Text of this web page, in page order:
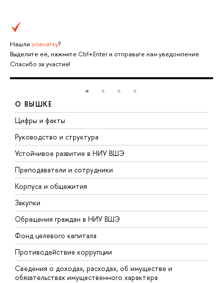
Нашли опечатку?
Выделите её, нажмите Ctrl+Enter и отправьте нам уведомление.
Спасибо за участие!
О ВЫШКЕ
Цифры и факты
Руководство и структура
Устойчивое развитие в НИУ ВШЭ
Преподаватели и сотрудники
Корпуса и общежития
Закупки
Обращения граждан в НИУ ВШЭ
Фонд целевого капитала
Противодействие коррупции
Сведения о доходах, расходах, об имуществе и
обязательствах имущественного характера